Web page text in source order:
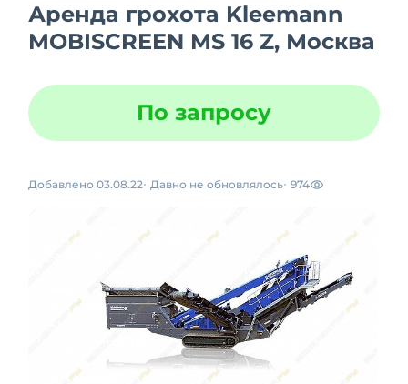
Аренда грохота Kleemann
MOBISCREEN MS 16 Z, Москва
По запросу
Добавлено 03.08.22 Давно не обновлялось 974